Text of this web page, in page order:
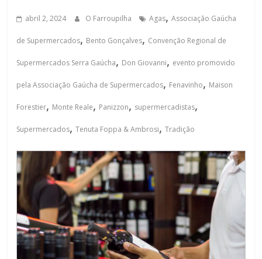
abril 2, 2024 O Farroupilha Agas,Associação Gaúcha
de Supermercados, Bento Gonçalves, Convenção Regional de
Supermercados Serra Gaúcha, Don Giovanni, evento promovido
pela Associação Gaúcha de Supermercados, Fenavinho, Maison
Forestier, Monte Reale, Panizzon, supermercadistas,
Supermercados,Tenuta Foppa & Ambrosi,Tradição